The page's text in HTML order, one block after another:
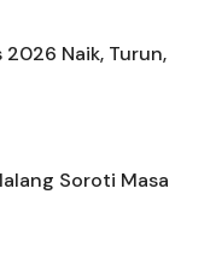
2026 Naik, Turun,
Soroti Masa